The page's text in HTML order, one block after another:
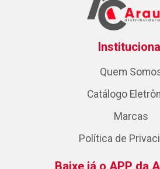
Quem
Catálogo
Marcas
Política de
Baixe já o APP da